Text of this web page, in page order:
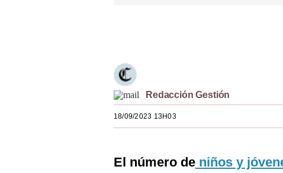
Redacción Gestión
18/09/2023 13H03
El número de niños y